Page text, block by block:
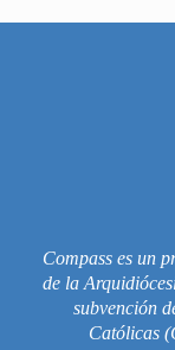
Más
Compass es un
de la
subvención
Católicas